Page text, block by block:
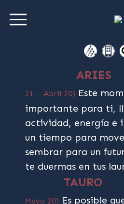
ARIES
21 – Abril 20) Este
importante para ti,
actividad, energía e
un tiempo para
sembrar para un
te duermas en tus
TAURO
Mayo 20) Es posible